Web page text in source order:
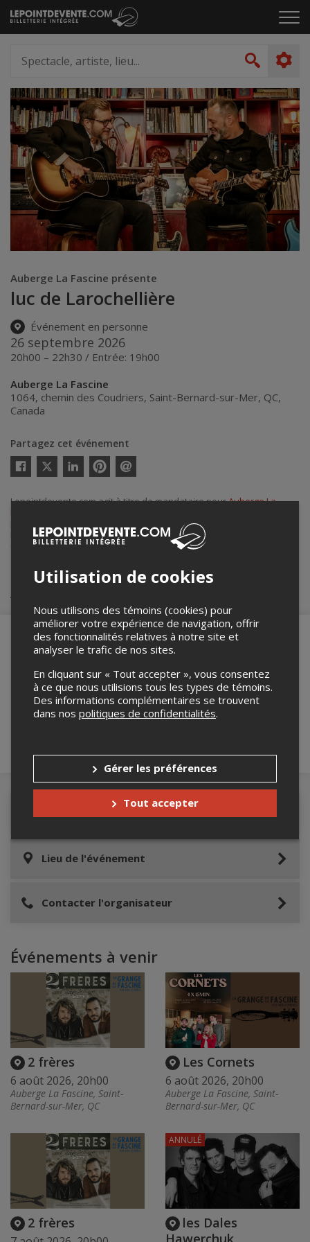
Passer
au
le
artiste,
lieu...
Auberge La Fascine présente
luc de Larochellière
Événement en personne
26 septembre 2026
20h00 – 22h30 / Entrée: 19h00
Auberge La Fascine
1064, chemin des Coudriers, Saint-Bernard-sur-Mer, QC,
Canada
Partagez cet événement
Twitter
courriel
Lepointdevente.com agit à titre de mandataire pourAuberge La
Pour plus d’information à propos de cet événement, veuillez
contacter l’organisateur de l’événement,Auberge La Fascine
Achat de billets
Merci de confirmer que vous n'êtes pas un
robot ci-bas.
Détails de l'événement
Lieu de l'événement
Contacter l'organisateur
Événements à venir
2 frères
6 août 2026, 20h00
Auberge La Fascine, Saint-
Bernard-sur-Mer, QC
Les Cornets
6 août 2026, 20h00
Auberge La Fascine, Saint-
Bernard-sur-Mer, QC
2 frères
les Dales
Hawerchuk
ANNULÉ
Utilisation de cookies
Nous utilisons des témoins (cookies) pour
améliorer votre expérience de navigation, offrir
des fonctionnalités relatives à notre site et
analyser le trafic de nos sites.
En cliquant sur « Tout accepter », vous consentez
à ce que nous utilisions tous les types de témoins.
Des informations complémentaires se trouvent
dans nos politiques de confidentialités.
Gérer les préférences
Tout accepter